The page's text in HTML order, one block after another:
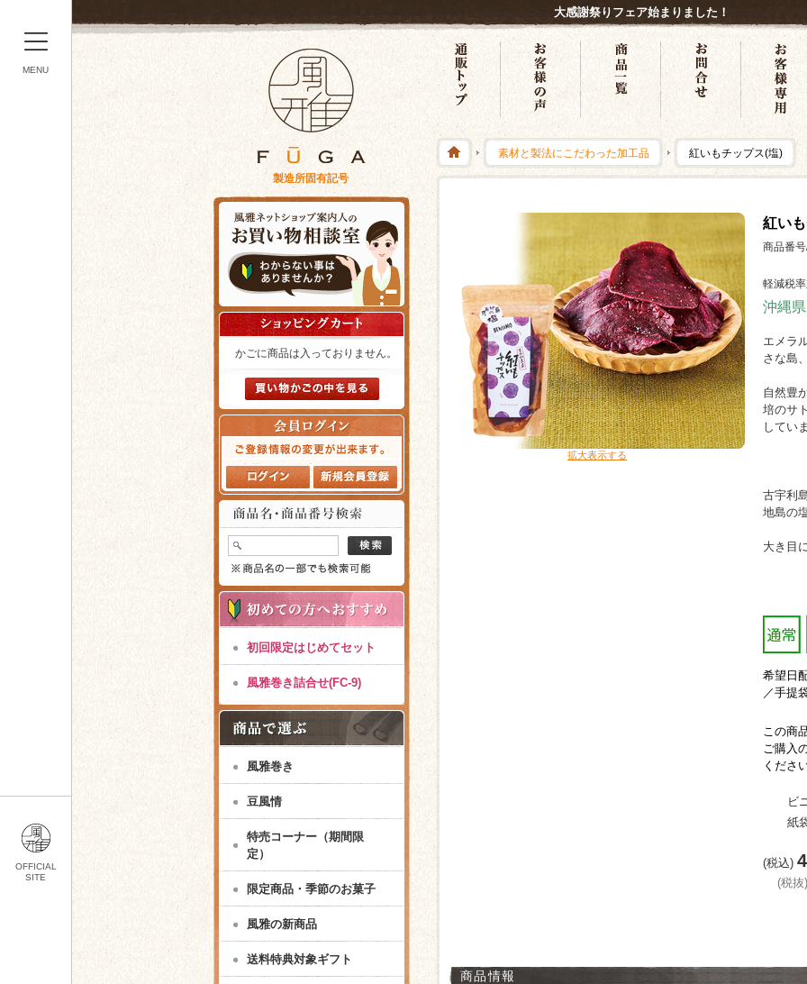
MENU
OFFICIAL
SITE
大感謝祭りフェア始まりました！
製造所固有記号
かごに商品は入っておりません。
初回限定はじめてセット
風雅巻き詰合せ(FC-9)
風雅巻き
豆風情
特売コーナー（期間限
定）
限定商品・季節のお菓子
風雅の新商品
送料特典対象ギフト
素材と製法にこだわった加工品 紅いもチップス(塩)
拡大表示する
紅い
商品番
軽減税
沖縄
エメラ
さな島
自然豊
培のサ
してい
古宇利
地島の
大き目
希望日
／手提
この商
ご購入
くださ
ビ
紙
(税込)
(税
商品情報